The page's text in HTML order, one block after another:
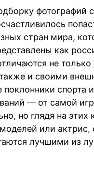
стран мира,
как
не
и своими
поклонники
— от самой
но глядя на
или актрис,
лучшими из